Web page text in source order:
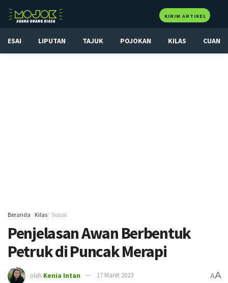
KIRIM ARTIKEL
ESAI LIPUTAN TAJUK POJOKAN KILAS CUAN
Beranda Kilas Sosial
Penjelasan Awan Berbentuk
Petruk di Puncak Merapi
oleh Kenia Intan 17 Maret 2023 AA